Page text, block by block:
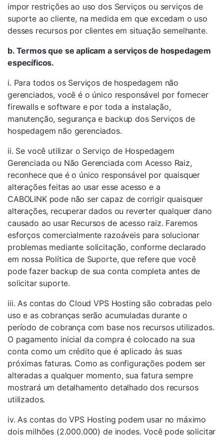
impor restrições ao uso dos Serviços ou serviços de
suporte ao cliente, na medida em que excedam o uso
desses recursos por clientes em situação semelhante.
b. Termos que se aplicam a serviços de hospedagem
específicos.
i. Para todos os Serviços de hospedagem não
gerenciados, você é o único responsável por fornecer
firewalls e software e por toda a instalação,
manutenção, segurança e backup dos Serviços de
hospedagem não gerenciados.
ii. Se você utilizar o Serviço de Hospedagem
Gerenciada ou Não Gerenciada com Acesso Raiz,
reconhece que é o único responsável por quaisquer
alterações feitas ao usar esse acesso e a
CABOLINK pode não ser capaz de corrigir quaisquer
alterações, recuperar dados ou reverter qualquer dano
causado ao usar Recursos de acesso raiz. Faremos
esforços comercialmente razoáveis ​​para solucionar
problemas mediante solicitação, conforme declarado
em nossa Política de Suporte, que refere que você
pode fazer backup de sua conta completa antes de
solicitar suporte.
iii. As contas do Cloud VPS Hosting são cobradas pelo
uso e as cobranças serão acumuladas durante o
período de cobrança com base nos recursos utilizados.
O pagamento inicial da compra é colocado na sua
conta como um crédito que é aplicado às suas
próximas faturas. Como as configurações podem ser
alteradas a qualquer momento, sua fatura sempre
mostrará um detalhamento detalhado dos recursos
utilizados.
iv. As contas do VPS Hosting podem usar no máximo
dois milhões (2.000.000) de inodes. Você pode solicitar